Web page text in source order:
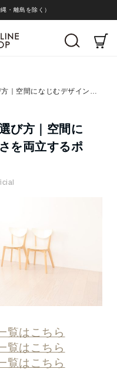
・離島を除く）
ベンチソファの種類と選び方｜空間になじむデザインと快適さを両立するポイント
び方｜空間に
を両立するポ
覧はこちら
覧はこちら
覧はこちら